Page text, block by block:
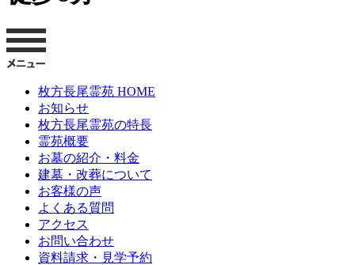
枚方長尾霊苑 HOME
お知らせ
枚方長尾霊苑の特長
霊苑概要
お墓の紹介・料金
建墓・改葬について
お客様の声
よくある質問
アクセス
お問い合わせ
資料請求・見学予約